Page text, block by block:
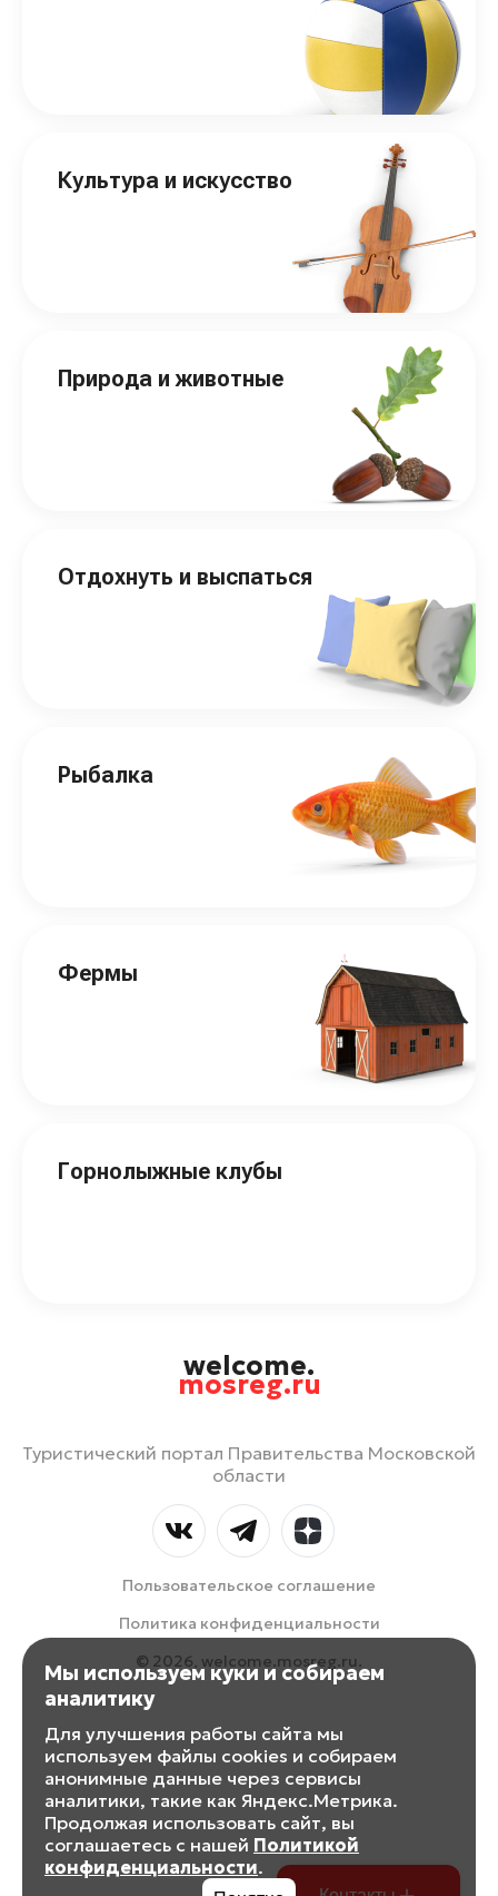
Культура и искусство
Природа и животные
Отдохнуть и выспаться
Рыбалка
Фермы
Горнолыжные клубы
welcome.
mosreg.ru
Туристический портал Правительства Московской
области
Пользовательское соглашение
Политика конфиденциальности
© 2026, welcome.mosreg.ru.
Мы используем куки и собираем
аналитику
Для улучшения работы сайта мы
используем файлы cookies и собираем
анонимные данные через сервисы
аналитики, такие как Яндекс.Метрика.
Продолжая использовать сайт, вы
соглашаетесь с нашей Политикой
конфиденциальности.